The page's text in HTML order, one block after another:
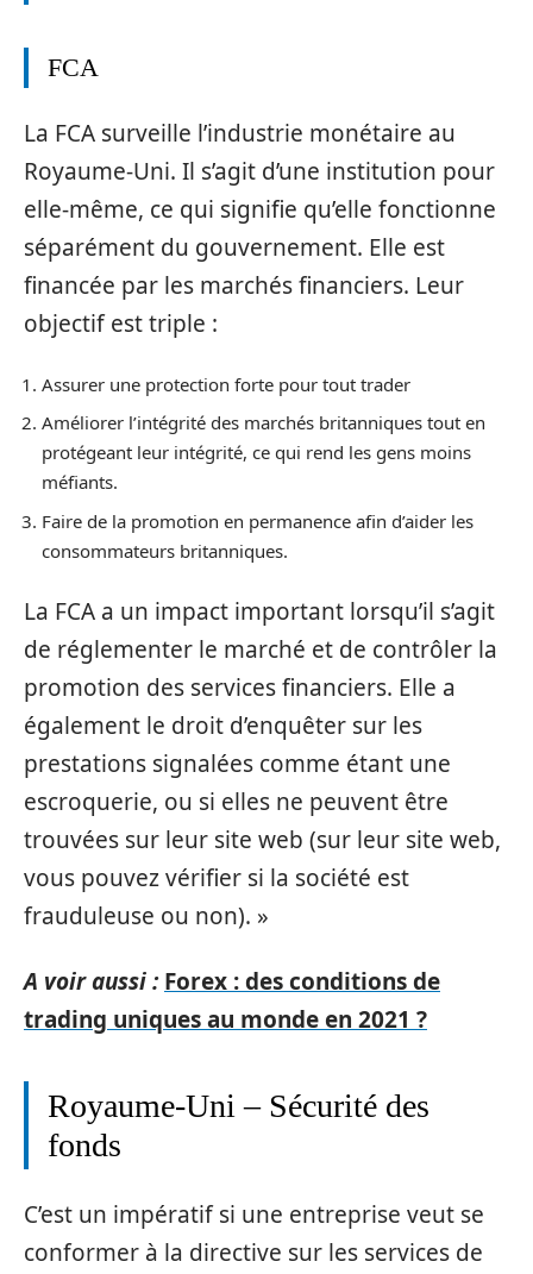
FCA
La FCA surveille l’industrie monétaire au
Royaume-Uni. Il s’agit d’une institution pour
elle-même, ce qui signifie qu’elle fonctionne
séparément du gouvernement. Elle est
financée par les marchés financiers. Leur
objectif est triple :
Assurer une protection forte pour tout trader
Améliorer l’intégrité des marchés britanniques tout en
protégeant leur intégrité, ce qui rend les gens moins
méfiants.
Faire de la promotion en permanence afin d’aider les
consommateurs britanniques.
La FCA a un impact important lorsqu’il s’agit
de réglementer le marché et de contrôler la
promotion des services financiers. Elle a
également le droit d’enquêter sur les
prestations signalées comme étant une
escroquerie, ou si elles ne peuvent être
trouvées sur leur site web (sur leur site web,
vous pouvez vérifier si la société est
frauduleuse ou non). »
A voir aussi : Forex : des conditions de
trading uniques au monde en 2021 ?
Royaume-Uni – Sécurité des
fonds
C’est un impératif si une entreprise veut se
conformer à la directive sur les services de